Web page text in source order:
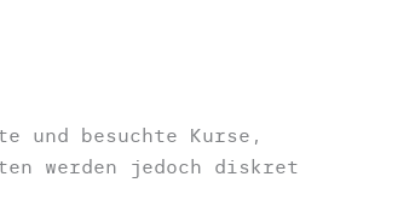
und besuchte Kurse,
werden jedoch diskret